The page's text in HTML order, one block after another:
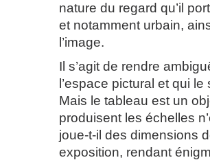
nature du regard qu’il
et notamment urbain,
l’image.
Il s’agit de rendre
l’espace pictural et qui
Mais le tableau est un
produisent les échelles
joue-t-il des dimensions
exposition, rendant